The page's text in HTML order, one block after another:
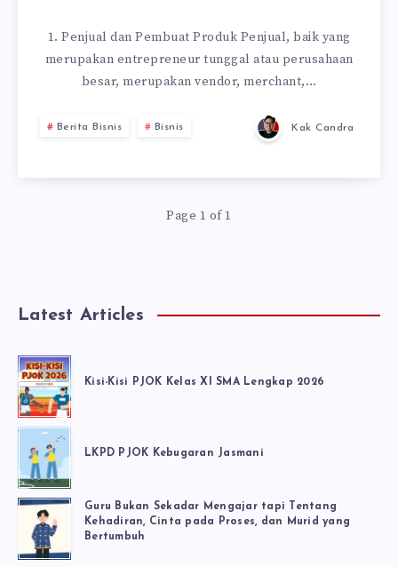
1. Penjual dan Pembuat Produk Penjual, baik yang
merupakan entrepreneur tunggal atau perusahaan
besar, merupakan vendor, merchant,…
Berita Bisnis Bisnis Kak Candra
Page 1 of 1
Latest Articles
Kisi-Kisi PJOK Kelas XI SMA Lengkap 2026
LKPD PJOK Kebugaran Jasmani
Guru Bukan Sekadar Mengajar tapi Tentang
Kehadiran, Cinta pada Proses, dan Murid yang
Bertumbuh